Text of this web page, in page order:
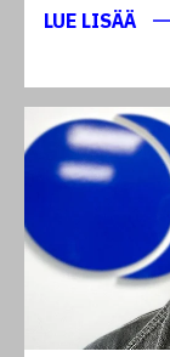
LUE LISÄÄ